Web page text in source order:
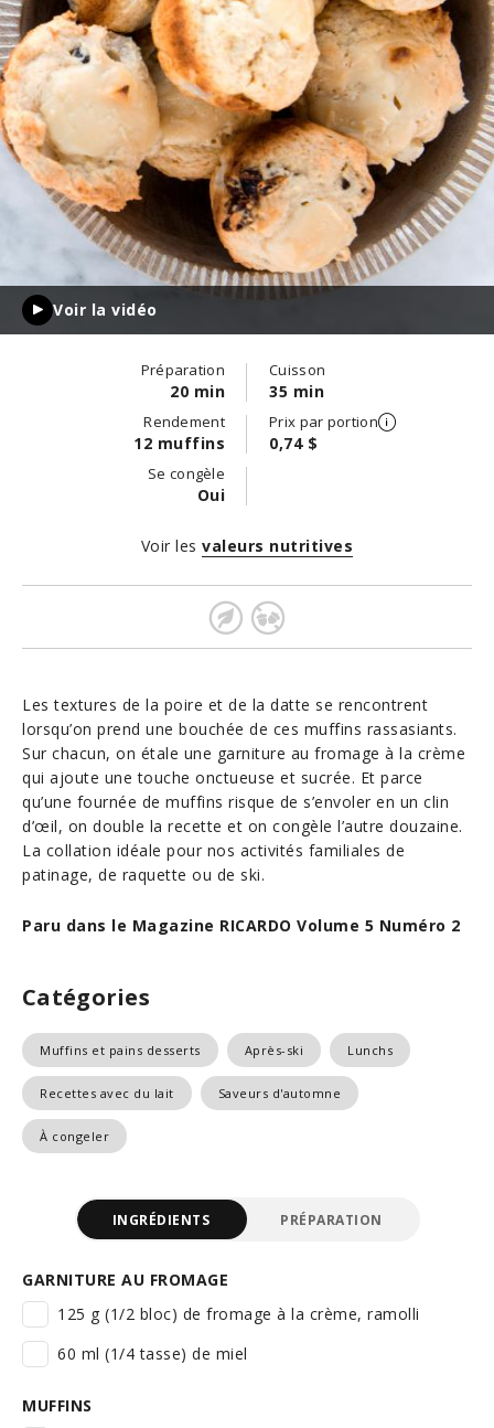
Voir la vidéo
Préparation
20 min
Cuisson
35 min
Rendement
12 muffins
Prix par portion
0,74 $
Se congèle
Oui
Les textures de la poire et de la datte se rencontrent
lorsqu’on prend une bouchée de ces muffins rassasiants.
Sur chacun, on étale une garniture au fromage à la crème
qui ajoute une touche onctueuse et sucrée. Et parce
qu’une fournée de muffins risque de s’envoler en un clin
d’œil, on double la recette et on congèle l’autre douzaine.
La collation idéale pour nos activités familiales de
patinage, de raquette ou de ski.
Paru dans le Magazine RICARDO Volume 5 Numéro 2
Voir les valeurs nutritives
Catégories
Muffins et pains desserts Après-ski Lunchs
Recettes avec du lait Saveurs d'automne
À congeler
INGRÉDIENTS PRÉPARATION
GARNITURE AU FROMAGE
125 g (1/2 bloc) de fromage à la crème, ramolli
60 ml (1/4 tasse) de miel
MUFFINS